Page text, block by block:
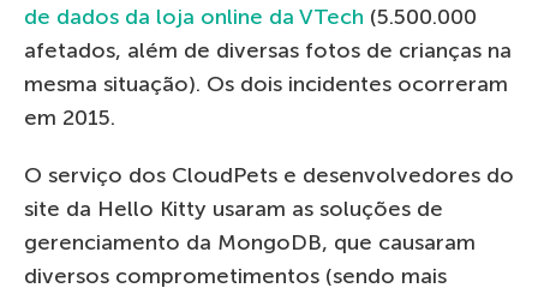
de dados da loja online da VTech (5.500.000
afetados, além de diversas fotos de crianças na
mesma situação). Os dois incidentes ocorreram
em 2015.
O serviço dos CloudPets e desenvolvedores do
site da Hello Kitty usaram as soluções de
gerenciamento da MongoDB, que causaram
diversos comprometimentos (sendo mais